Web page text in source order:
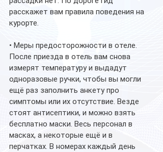
расскажет вам правила поведения на
курорте.
• Меры предосторожности в отеле.
После приезда в отель вам снова
измерят температуру и выдадут
одноразовые ручки, чтобы вы могли
ещё раз заполнить анкету про
симптомы или их отсутствие. Везде
стоят антисептики, и можно взять
бесплатно маски. Весь персонал в
масках, а некоторые ещё и в
перчатках. В номерах каждый день